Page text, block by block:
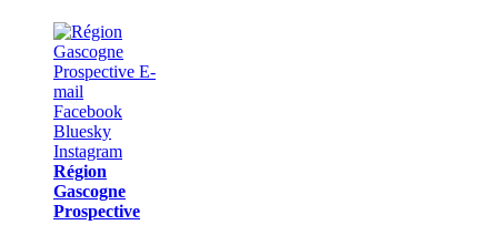
Région
Gascogne
Prospective